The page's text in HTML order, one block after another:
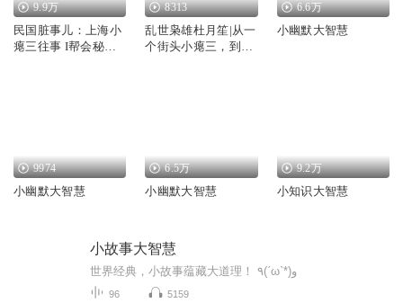
9.9万
民国脏事儿：上海小
瘪三往事 I帮会秘闻I
8313
乱世枭雄杜月笙|从一
个街头小瘪三，到上
6.6万
小幽默大智慧
9974
小幽默大智慧
6.5万
小幽默大智慧
9.2万
小知识大智慧
小故事大智慧
世界经典，小故事蕴藏大道理！ ٩(ˊωˋ*)و
96 5159